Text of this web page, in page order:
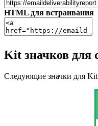
HTML для встраивания
Kit значков для
Следующие значки для